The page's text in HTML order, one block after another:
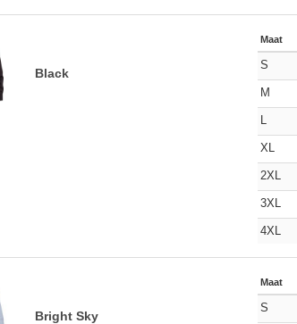
Black
Maat
S
M
L
XL
2XL
3XL
4XL
Bright Sky
Maat
S